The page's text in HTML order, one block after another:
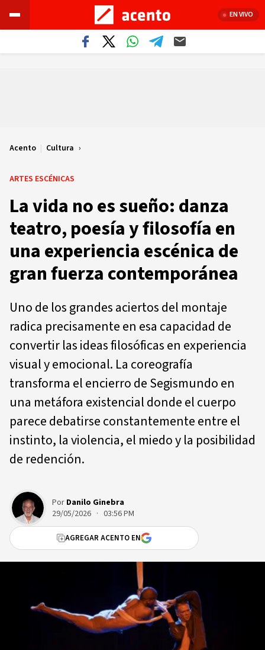
EN VIVO
Acento | Cultura
ARTES ESCÉNICAS
La vida no es sueño: danza
teatro, poesía y filosofía en
una experiencia escénica de
gran fuerza contemporánea
Uno de los grandes aciertos del montaje
radica precisamente en esa capacidad de
convertir las ideas filosóficas en experiencia
visual y emocional. La coreografía
transforma el encierro de Segismundo en
una metáfora existencial donde el cuerpo
parece debatirse constantemente entre el
instinto, la violencia, el miedo y la posibilidad
de redención.
Por Danilo Ginebra
29/05/2026 · 03:56 PM
AGREGAR ACENTO EN